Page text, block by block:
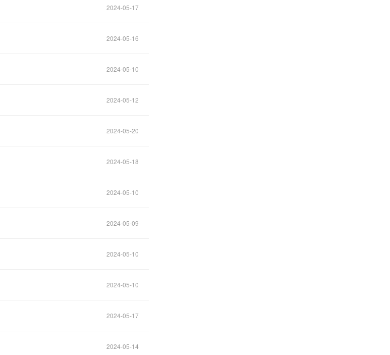
2024-05-17
2024-05-16
2024-05-10
2024-05-12
2024-05-20
2024-05-18
2024-05-10
2024-05-09
2024-05-10
2024-05-10
2024-05-17
2024-05-14